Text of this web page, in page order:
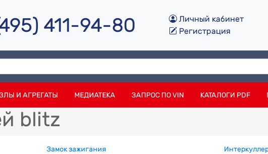
411-94-80
Личный кабинет
Регистрация
И АГРЕГАТЫ МЕДИАТЕКА ЗАПРОС ПО VIN КАТАЛОГИ PDF
blitz
Замок зажигания